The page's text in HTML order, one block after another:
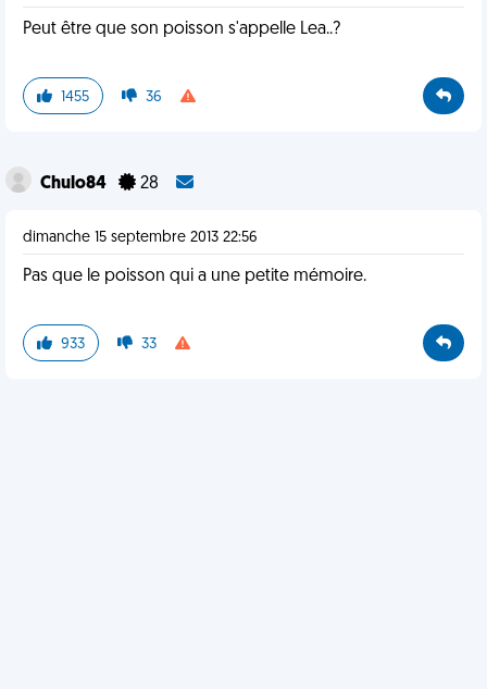
Peut être que son poisson s'appelle Lea..?
1455 36
Chulo84 28
dimanche 15 septembre 2013 22:56
Pas que le poisson qui a une petite mémoire.
933 33